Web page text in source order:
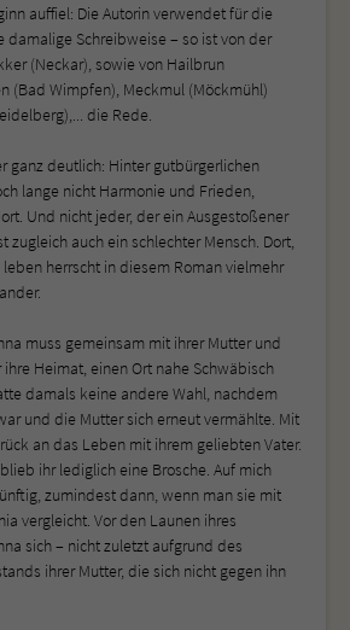
auffiel: Die Autorin verwendet für die
damalige Schreibweise – so ist von der
(Neckar), sowie von Hailbrun
(Bad Wimpfen), Meckmul (Möckmühl)
die Rede.
ganz deutlich: Hinter gutbürgerlichen
lange nicht Harmonie und Frieden,
Und nicht jeder, der ein Ausgestoßener
zugleich auch ein schlechter Mensch. Dort,
herrscht in diesem Roman vielmehr
muss gemeinsam mit ihrer Mutter und
Heimat, einen Ort nahe Schwäbisch
damals keine andere Wahl, nachdem
und die Mutter sich erneut vermählte. Mit
an das Leben mit ihrem geliebten Vater.
ihr lediglich eine Brosche. Auf mich
zumindest dann, wenn man sie mit
vergleicht. Vor den Launen ihres
sich – nicht zuletzt aufgrund des
ihrer Mutter, die sich nicht gegen ihn